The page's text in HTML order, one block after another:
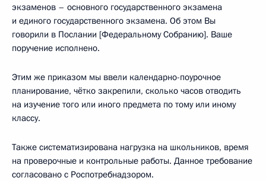
экзаменов – основного государственного экзамена
и единого государственного экзамена. Об этом Вы
говорили в Послании [Федеральному Собранию]. Ваше
поручение исполнено.
Этим же приказом мы ввели календарно-поурочное
планирование, чётко закрепили, сколько часов отводить
на изучение того или иного предмета по тому или иному
классу.
Также систематизирована нагрузка на школьников, время
на проверочные и контрольные работы. Данное требование
согласовано с Роспотребнадзором.